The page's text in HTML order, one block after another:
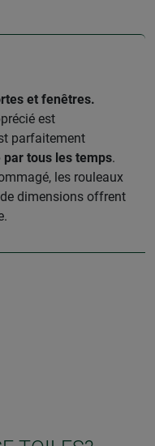
et fenêtres.
est
parfaitement
tous les temps.
les rouleaux
dimensions offrent